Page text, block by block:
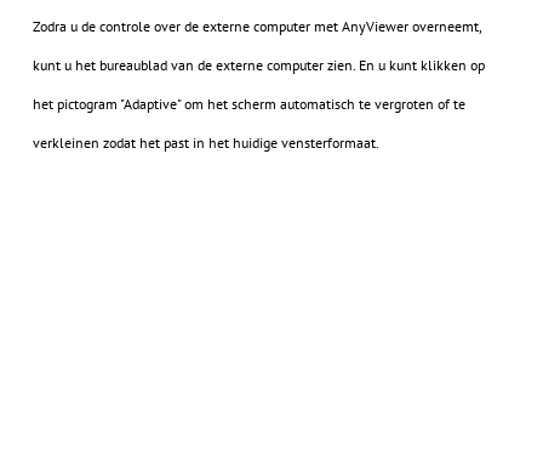
Zodra u de controle over de externe computer met AnyViewer overneemt,
kunt u het bureaublad van de externe computer zien. En u kunt klikken op
het pictogram "Adaptive" om het scherm automatisch te vergroten of te
verkleinen zodat het past in het huidige vensterformaat.